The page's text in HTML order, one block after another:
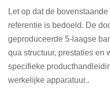
Let op dat de
referentie is bedoeld. De
geproduceerde 5-laagse
qua structuur, prestaties en
specifieke
werkelijke apparatuur..